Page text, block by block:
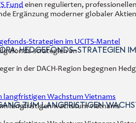
Fund einen regulierten,
Ergänzung moderner globaler
Strategien im UCITS-Mantel
HEDGEFONDS-STRATEGIEN
in der DACH-Region begegnen
langfristigen Wachstum Vietnams
ZUM LANGFRISTIGEN